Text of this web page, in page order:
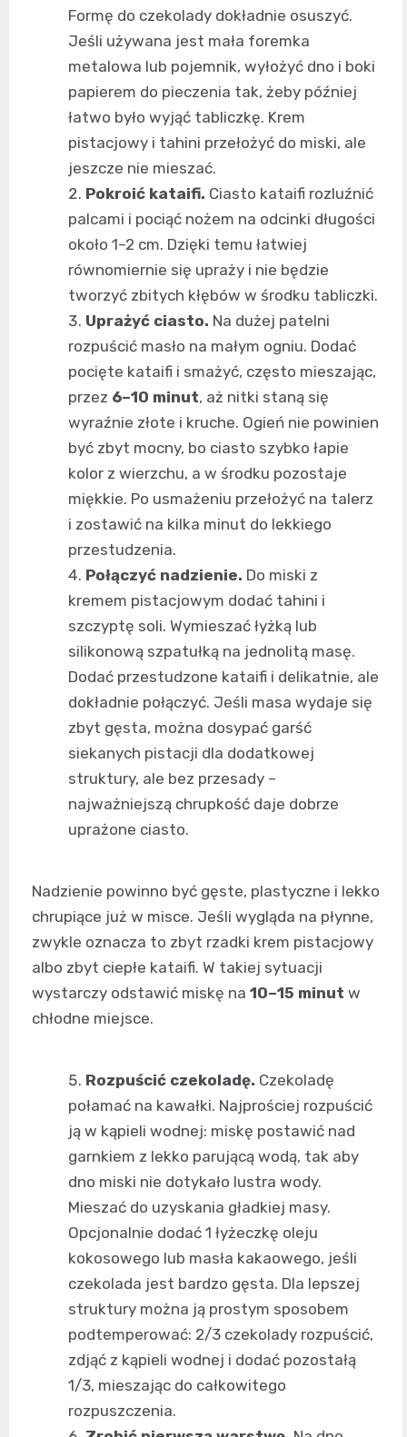
Formę do czekolady dokładnie osuszyć.
Jeśli używana jest mała foremka
metalowa lub pojemnik, wyłożyć dno i boki
papierem do pieczenia tak, żeby później
łatwo było wyjąć tabliczkę. Krem
pistacjowy i tahini przełożyć do miski, ale
jeszcze nie mieszać.
Pokroić kataifi. Ciasto kataifi rozluźnić
palcami i pociąć nożem na odcinki długości
około 1–2 cm. Dzięki temu łatwiej
równomiernie się upraży i nie będzie
tworzyć zbitych kłębów w środku tabliczki.
Uprażyć ciasto. Na dużej patelni
rozpuścić masło na małym ogniu. Dodać
pocięte kataifi i smażyć, często mieszając,
przez 6–10 minut, aż nitki staną się
wyraźnie złote i kruche. Ogień nie powinien
być zbyt mocny, bo ciasto szybko łapie
kolor z wierzchu, a w środku pozostaje
miękkie. Po usmażeniu przełożyć na talerz
i zostawić na kilka minut do lekkiego
przestudzenia.
Połączyć nadzienie. Do miski z
kremem pistacjowym dodać tahini i
szczyptę soli. Wymieszać łyżką lub
silikonową szpatułką na jednolitą masę.
Dodać przestudzone kataifi i delikatnie, ale
dokładnie połączyć. Jeśli masa wydaje się
zbyt gęsta, można dosypać garść
siekanych pistacji dla dodatkowej
struktury, ale bez przesady –
najważniejszą chrupkość daje dobrze
uprażone ciasto.
Nadzienie powinno być gęste, plastyczne i lekko
chrupiące już w misce. Jeśli wygląda na płynne,
zwykle oznacza to zbyt rzadki krem pistacjowy
albo zbyt ciepłe kataifi. W takiej sytuacji
wystarczy odstawić miskę na 10–15 minut w
chłodne miejsce.
Rozpuścić czekoladę. Czekoladę
połamać na kawałki. Najprościej rozpuścić
ją w kąpieli wodnej: miskę postawić nad
garnkiem z lekko parującą wodą, tak aby
dno miski nie dotykało lustra wody.
Mieszać do uzyskania gładkiej masy.
Opcjonalnie dodać 1 łyżeczkę oleju
kokosowego lub masła kakaowego, jeśli
czekolada jest bardzo gęsta. Dla lepszej
struktury można ją prostym sposobem
podtemperować: 2/3 czekolady rozpuścić,
zdjąć z kąpieli wodnej i dodać pozostałą
1/3, mieszając do całkowitego
rozpuszczenia.